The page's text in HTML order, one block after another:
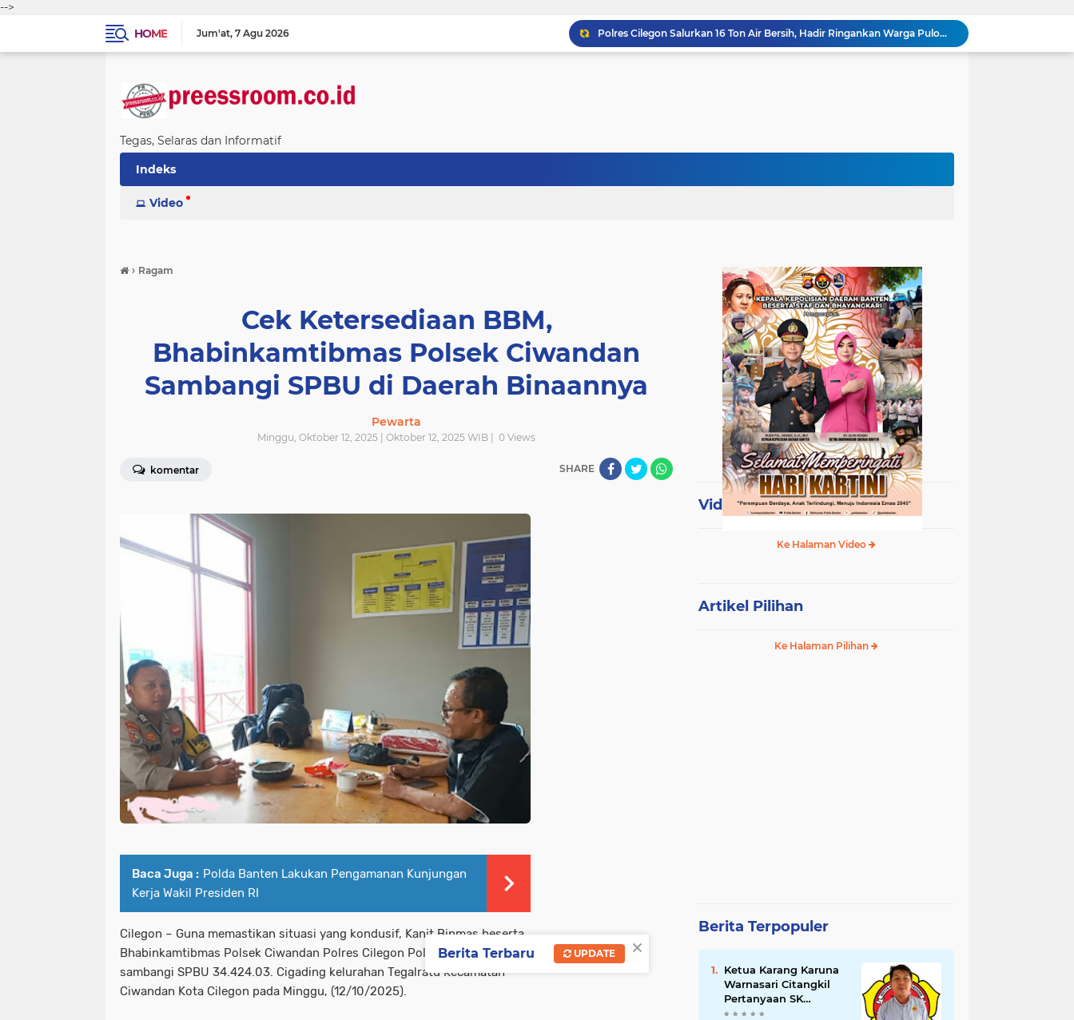
-->
HOME
Jum'at 7 Agu 2026
Polres Cilegon Salurkan 16 Ton Air Bersih, Hadir Ringankan Warga Pulomerak di Tengah Kemarau
Ditreskrimum Polda Banten Tetapkan Dua Tersangka Kasus Aksi Anarkis dan Penghasutan di Balaraja
Kapolres Cilegon Jalin Silaturahmi dengan Tokoh Agama dan Masyarakat Usai Sholat Jumat di Masjid Raudotul Mutaqien
Tegas, Selaras dan Informatif
Indeks
Video
› Ragam
Cek Ketersediaan BBM,
Bhabinkamtibmas Polsek Ciwandan
Sambangi SPBU di Daerah Binaannya
Pewarta
Minggu, Oktober 12, 2025 | Oktober 12, 2025 WIB | 0 Views
komentar SHARE
Baca Juga : Polda Banten Lakukan Pengamanan Kunjungan
Kerja Wakil Presiden RI
Cilegon – Guna memastikan situasi yang kondusif, Kanit Binmas beserta
Bhabinkamtibmas Polsek Ciwandan Polres Cilegon Polda Banten
sambangi SPBU 34.424.03. Cigading kelurahan Tegalratu Kecamatan
Ciwandan Kota Cilegon pada Minggu, (12/10/2025).
Video Terpopuler
Ke Halaman Video
Artikel Pilihan
Ke Halaman Pilihan
Berita Terpopuler
Ketua Karang Karuna
Warnasari Citangkil
Pertanyaan SK
Karetaker dan Urgensi
×
Berita Terbaru UPDATE